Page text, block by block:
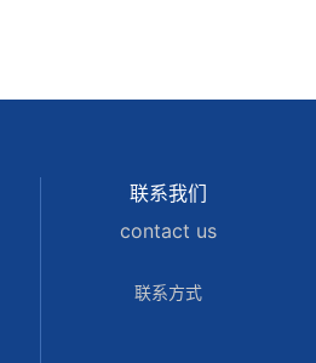
联系我们
contact us
联系方式